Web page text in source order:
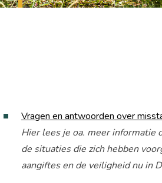
Vragen en antwoorden over
Hier lees je oa. meer informatie
de situaties die zich hebben
aangiftes en de veiligheid nu in